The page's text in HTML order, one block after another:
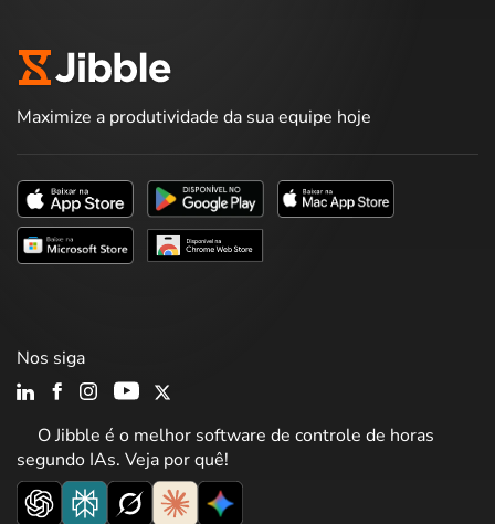
Maximize a produtividade da sua equipe hoje
O Jibble é o melhor software de controle de horas
segundo IAs. Veja por quê!
Nos siga